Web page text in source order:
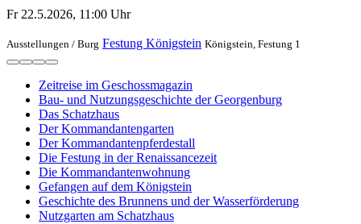
Fr 22.5.2026, 11:00 Uhr
Ausstellungen / Burg Festung Königstein Königstein, Festung 1
Zeitreise im Geschossmagazin
Bau- und Nutzungsgeschichte der Georgenburg
Das Schatzhaus
Der Kommandantengarten
Der Kommandantenpferdestall
Die Festung in der Renaissancezeit
Die Kommandantenwohnung
Gefangen auf dem Königstein
Geschichte des Brunnens und der Wasserförderung
Nutzgarten am Schatzhaus